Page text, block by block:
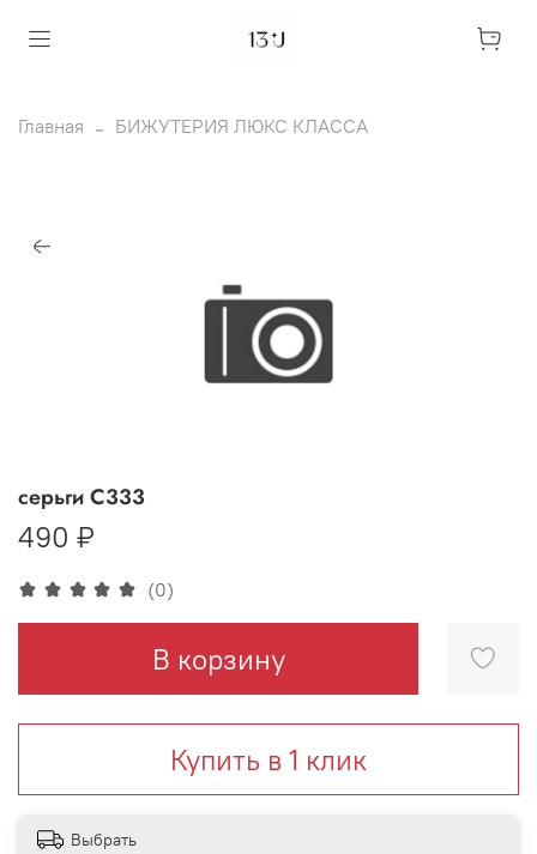
Главная БИЖУТЕРИЯ ЛЮКС КЛАССА
(0)
серьги С333
490 ₽
В корзину
Купить в 1 клик
Выбрать